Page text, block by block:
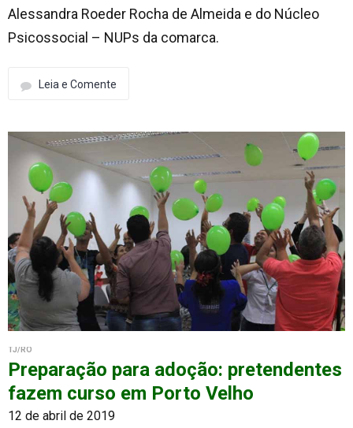
Alessandra Roeder Rocha de Almeida e do Núcleo
Psicossocial – NUPs da comarca.
Leia e Comente
TJ/RO
Preparação para adoção: pretendentes
fazem curso em Porto Velho
12 de abril de 2019